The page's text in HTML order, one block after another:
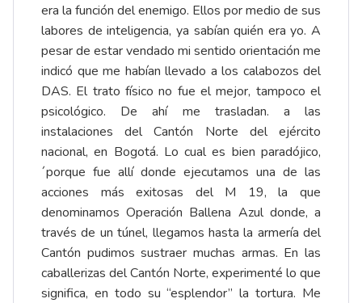
era la función del enemigo. Ellos por medio de sus
labores de inteligencia, ya sabían quién era yo. A
pesar de estar vendado mi sentido orientación me
indicó que me habían llevado a los calabozos del
DAS. El trato físico no fue el mejor, tampoco el
psicológico. De ahí me trasladan. a las
instalaciones del Cantón Norte del ejército
nacional, en Bogotá. Lo cual es bien paradójico,
´porque fue allí donde ejecutamos una de las
acciones más exitosas del M 19, la que
denominamos Operación Ballena Azul donde, a
través de un túnel, llegamos hasta la armería del
Cantón pudimos sustraer muchas armas. En las
caballerizas del Cantón Norte, experimenté lo que
significa, en todo su “esplendor” la tortura. Me